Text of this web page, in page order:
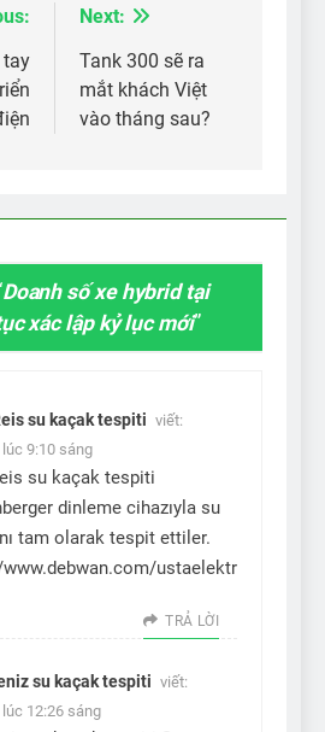
tay
Next:
Tank 300 sẽ ra
mắt khách Việt
vào tháng sau?
Doanh số xe hybrid tại
xác lập kỷ lục mới”
su kaçak tespiti viết:
lúc 9:10 sáng
su kaçak tespiti
dinleme cihazıyla su
tam olarak tespit ettiler.
ustaelektr
TRẢ LỜI
su kaçak tespiti viết:
lúc 12:26 sáng